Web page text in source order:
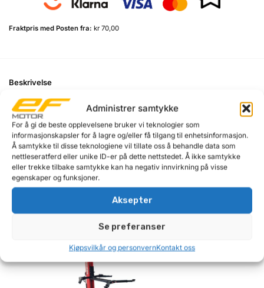
Administrer samtykke
For å gi de beste opplevelsene bruker vi teknologier som
informasjonskapsler for å lagre og/eller få tilgang til enhetsinformasjon.
Å samtykke til disse teknologiene vil tillate oss å behandle data som
nettleseratferd eller unike ID-er på dette nettstedet. Å ikke samtykke
eller trekke tilbake samtykke kan ha negativ innvirkning på visse
egenskaper og funksjoner.
Aksepter
Se preferanser
Kjøpsvilkår og personvernKontakt oss
Fraktpris med Posten fra: kr 70,00
Beskrivelse
Pital Betongbor Rocket SDS-Plus 22x250mm.
Kvalitets betong bor fra Pital med SDS-Plus
verktøytange for rask og enkel boring i betong, (også
armert) + fjell/naturstein. Passer alle verktøy med
SDS-Plus verktøyfeste.
Relaterte produkter